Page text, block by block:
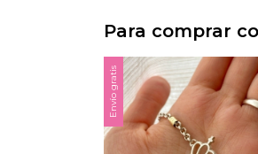
Para comprar
Envío gratis